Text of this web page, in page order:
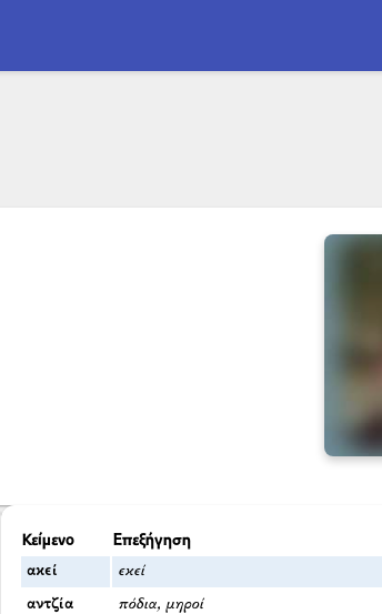
Κείμενο Επεξήγηση
ακεί εκεί
αντζία πόδια, μηροί